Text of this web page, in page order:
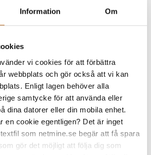
Information Om
vi cookies för att förbättra
webbplats och gör också att vi kan
Enligt lagen behöver alla
samtycke för att använda eller
dina datorer eller din mobila enhet.
en cookie egentligen? Det är inget
som netmine.se begär att få spara
gör det möjligt att följa dig som
visar var du jobbar - på kontoret,
07-04
är officiellt! Netmine bygger framtid –
struktur och fler kvadrat! Vi
nytt på Bredasten.
06-27
= ditt skyltfönster. Men är den
anpassad? Ny lag är på plats – vi